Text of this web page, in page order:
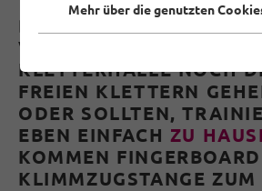
DA WIR AUFGRUND DES
VIRUSES ZUR ZEIT
KLETTERHALLE NOCH
REIEN KLETTERN
DER SOLLTEN,
BEN EINFACH ZU
KOMMEN
KLIMMZUGSTANGE ZUM
Mehr über die genutzten